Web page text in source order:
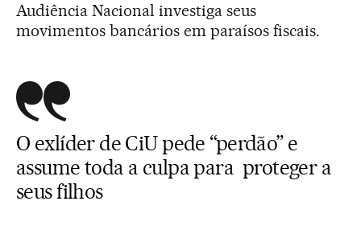
Audiência Nacional investiga seus
movimentos bancários em paraísos fiscais.
O exlíder de CiU pede “perdão” e
assume toda a culpa para proteger a
seus filhos